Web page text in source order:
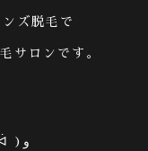
ズ脱毛で
サロンです。
) و